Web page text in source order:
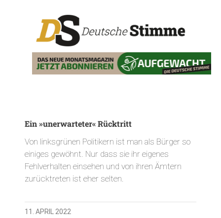
Ein »unerwarteter« Rücktritt
Von linksgrünen Politikern ist man als Bürger so
einiges gewöhnt. Nur dass sie ihr eigenes
Fehlverhalten einsehen und von ihren Ämtern
zurücktreten ist eher selten.
11. APRIL 2022